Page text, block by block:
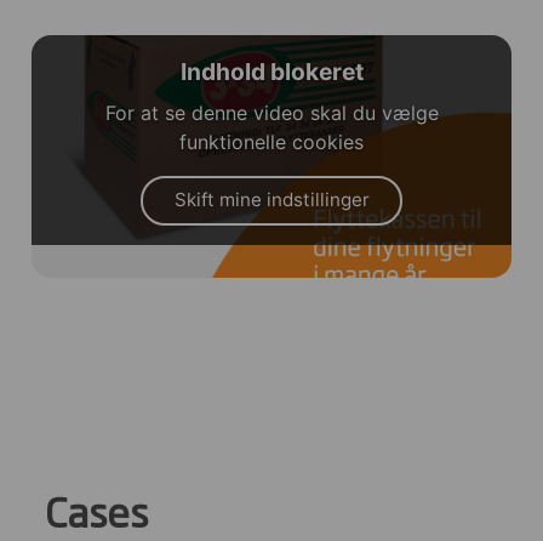
Indhold blokeret
For at se denne video skal du vælge
funktionelle cookies
Skift mine indstillinger
Cases